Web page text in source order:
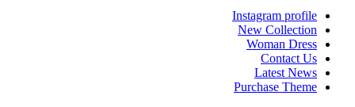
Instagram profile
New Collection
Woman Dress
Contact Us
Latest News
Purchase Theme